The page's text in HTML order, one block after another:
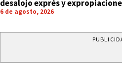
desalojo exprés y
6 de agosto, 2026